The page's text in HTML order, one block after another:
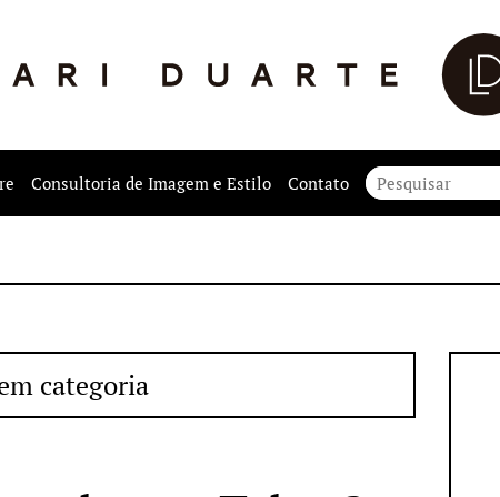
Consultoria de Imagem e Estilo Contato
categoria